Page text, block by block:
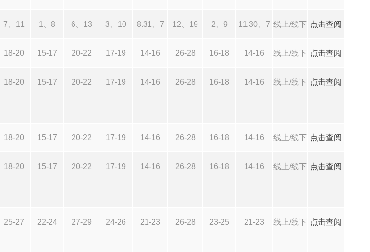
7、11 1、8 6、13 3、10 8.31、7 12、19 2、9 11.30、7 线上/线下 点击查阅
18-20 15-17 20-22 17-19 14-16 26-28 16-18 14-16 线上/线下 点击查阅
18-20 15-17 20-22 17-19 14-16 26-28 16-18 14-16 线上/线下 点击查阅
18-20 15-17 20-22 17-19 14-16 26-28 16-18 14-16 线上/线下 点击查阅
18-20 15-17 20-22 17-19 14-16 26-28 16-18 14-16 线上/线下 点击查阅
25-27 22-24 27-29 24-26 21-23 26-28 23-25 21-23 线上/线下 点击查阅